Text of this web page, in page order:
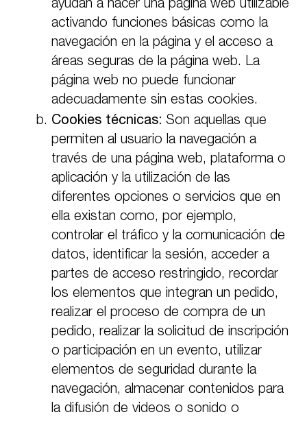
ayudan a hacer una página web utilizable
activando funciones básicas como la
navegación en la página y el acceso a
áreas seguras de la página web. La
página web no puede funcionar
adecuadamente sin estas cookies.
Cookies técnicas: Son aquellas que
permiten al usuario la navegación a
través de una página web, plataforma o
aplicación y la utilización de las
diferentes opciones o servicios que en
ella existan como, por ejemplo,
controlar el tráfico y la comunicación de
datos, identificar la sesión, acceder a
partes de acceso restringido, recordar
los elementos que integran un pedido,
realizar el proceso de compra de un
pedido, realizar la solicitud de inscripción
o participación en un evento, utilizar
elementos de seguridad durante la
navegación, almacenar contenidos para
la difusión de videos o sonido o